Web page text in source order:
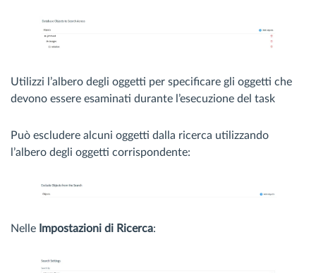
Utilizzi l’albero degli oggetti per specificare gli oggetti che
devono essere esaminati durante l’esecuzione del task
Può escludere alcuni oggetti dalla ricerca utilizzando
l’albero degli oggetti corrispondente:
Nelle Impostazioni di Ricerca: